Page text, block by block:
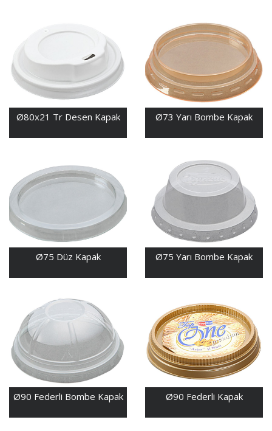
Ø80x21 Tr Desen Kapak Ø73 Yarı Bombe Kapak
Ø75 Düz Kapak Ø75 Yarı Bombe Kapak
Ø90 Federli Bombe Kapak Ø90 Federli Kapak